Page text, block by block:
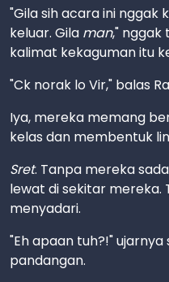
"Gila sih acara ini
keluar. Gila man," nggak
kalimat kekaguman itu
"Ck norak lo Vir," balas
Iya, mereka memang
kelas dan membentuk
Sret. Tanpa mereka
lewat di sekitar mereka.
menyadari.
"Eh apaan tuh?!"
pandangan.